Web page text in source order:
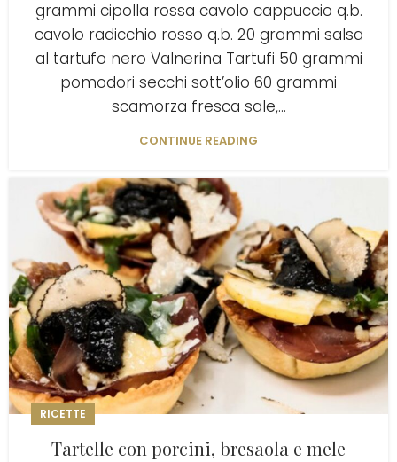
grammi cipolla rossa cavolo cappuccio q.b.
cavolo radicchio rosso q.b. 20 grammi salsa
al tartufo nero Valnerina Tartufi 50 grammi
pomodori secchi sott’olio 60 grammi
scamorza fresca sale,...
CONTINUE READING
RICETTE
Tartelle con porcini, bresaola e mele